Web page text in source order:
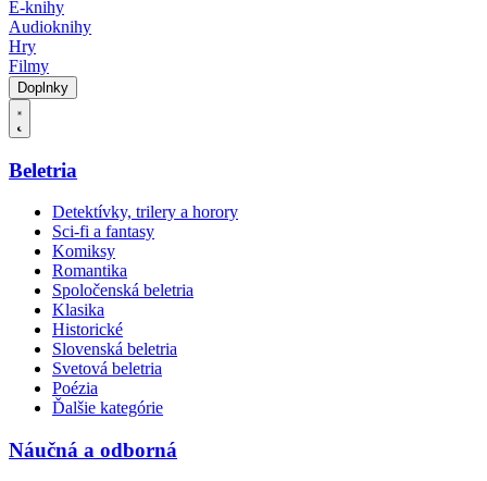
E-knihy
Audioknihy
Hry
Filmy
Doplnky
Beletria
Detektívky, trilery a horory
Sci-fi a fantasy
Komiksy
Romantika
Spoločenská beletria
Klasika
Historické
Slovenská beletria
Svetová beletria
Poézia
Ďalšie kategórie
Náučná a odborná